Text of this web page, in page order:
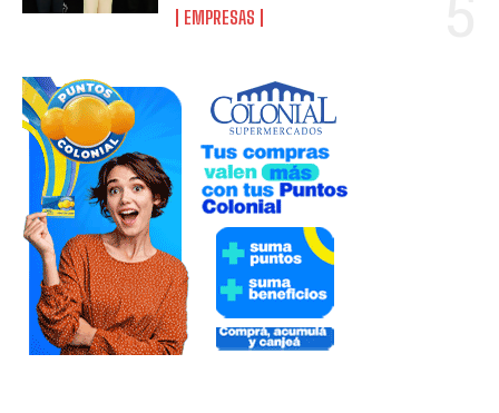
EMPRESAS